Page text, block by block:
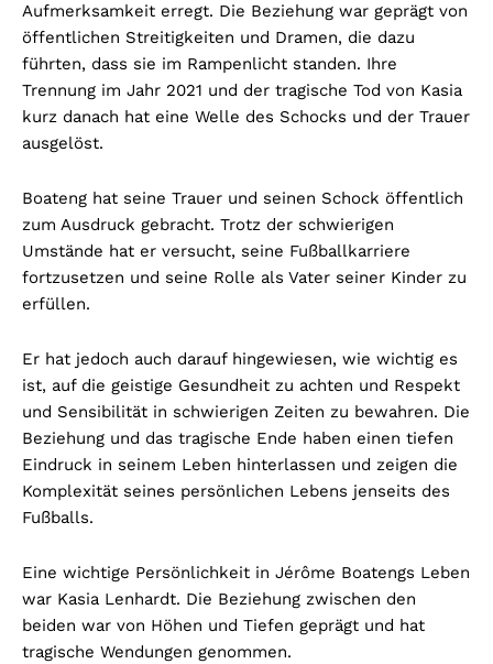
Aufmerksamkeit erregt. Die Beziehung war geprägt von
öffentlichen Streitigkeiten und Dramen, die dazu
führten, dass sie im Rampenlicht standen. Ihre
Trennung im Jahr 2021 und der tragische Tod von Kasia
kurz danach hat eine Welle des Schocks und der Trauer
ausgelöst.
Boateng hat seine Trauer und seinen Schock öffentlich
zum Ausdruck gebracht. Trotz der schwierigen
Umstände hat er versucht, seine Fußballkarriere
fortzusetzen und seine Rolle als Vater seiner Kinder zu
erfüllen.
Er hat jedoch auch darauf hingewiesen, wie wichtig es
ist, auf die geistige Gesundheit zu achten und Respekt
und Sensibilität in schwierigen Zeiten zu bewahren. Die
Beziehung und das tragische Ende haben einen tiefen
Eindruck in seinem Leben hinterlassen und zeigen die
Komplexität seines persönlichen Lebens jenseits des
Fußballs.
Eine wichtige Persönlichkeit in Jérôme Boatengs Leben
war Kasia Lenhardt. Die Beziehung zwischen den
beiden war von Höhen und Tiefen geprägt und hat
tragische Wendungen genommen.